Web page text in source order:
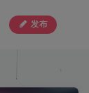
发布